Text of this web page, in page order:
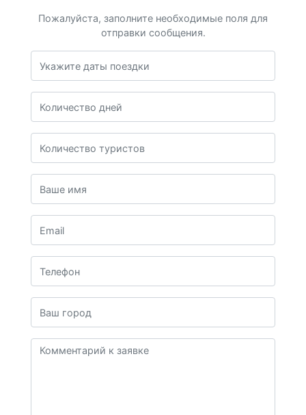
Пожалуйста, заполните необходимые поля для
отправки сообщения.